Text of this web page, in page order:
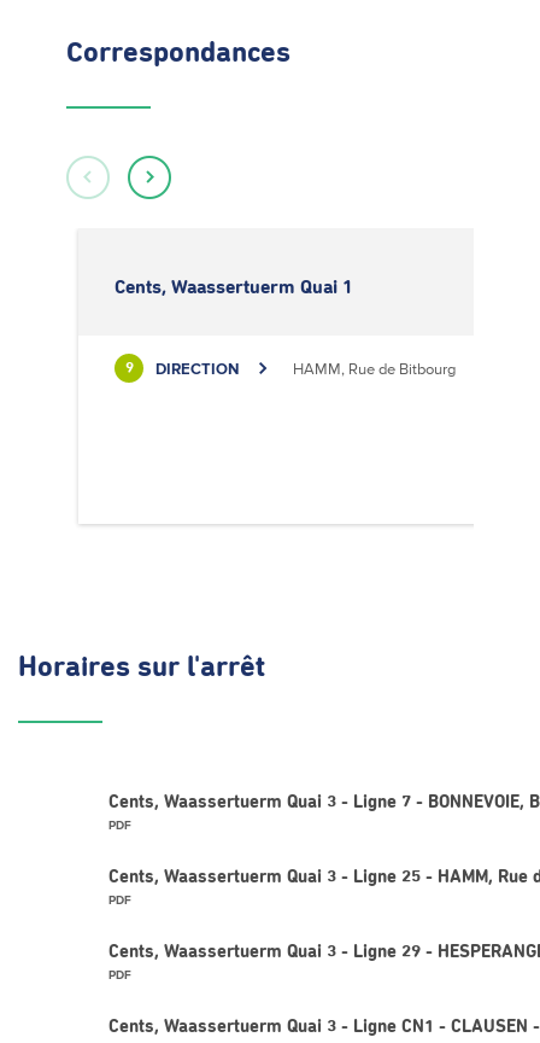
Correspondances
Cents, Waassertuerm Quai 1
9 DIRECTION HAMM, Rue de Bitbourg
Horaires sur l'arrêt
Cents, Waassertuerm Quai 3 - Ligne 7 - BONNEVOIE,
PDF
Cents, Waassertuerm Quai 3 - Ligne 25 - HAMM, Rue
PDF
Cents, Waassertuerm Quai 3 - Ligne 29 -
PDF
Cents, Waassertuerm Quai 3 - Ligne CN1 - CLAUSEN